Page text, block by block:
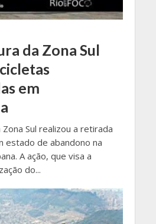
da Zona Sul
em
Sul realizou a retirada
estado de abandono na
A ação, que visa a
do...